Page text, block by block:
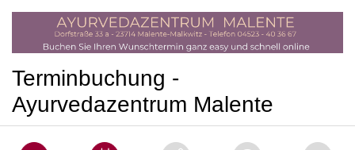
Terminbuchung -
Ayurvedazentrum Malente